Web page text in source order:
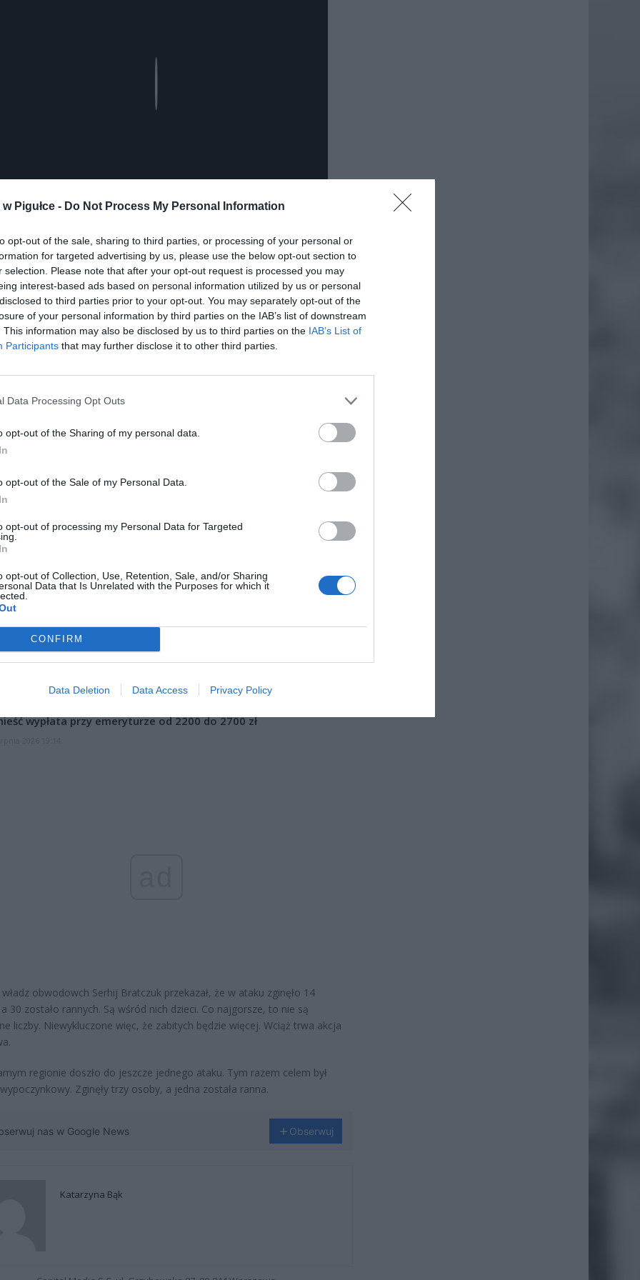
Pigułce - Do Not Process My Personal Information
opt-out of the sale, sharing to third parties, or processing of your personal or
for targeted advertising by us, please use the below opt-out section to
selection. Please note that after your opt-out request is processed you may
interest-based ads based on personal information utilized by us or personal
to third parties prior to your opt-out. You may separately opt-out of the
of your personal information by third parties on the IAB’s list of downstream
This information may also be disclosed by us to third parties on the IAB’s List of
Participants that may further disclose it to other third parties.
Data Processing Opt Outs
opt-out of the Sharing of my personal data.
opt-out of the Sale of my Personal Data.
opt-out of processing my Personal Data for Targeted
opt-out of Collection, Use, Retention, Sale, and/or Sharing
Data that Is Unrelated with the Purposes for which it
CONFIRM
Data Deletion Data Access Privacy Policy
ad
dzień wojny na Ukrainie. Jak informuje rzecznik władz obwodu odeskiego
cywile. Rosjanie wystrzelili w budynek rakietę.
3600 zł miesięcznie zamiast 800+. Nowa propozycja dla
wypłata przy emeryturze od 2200 do 2700 zł
władz obwodowch Serhij Bratczuk przekazał, że w ataku zginęło 14
30 zostało rannych. Są wśród nich dzieci. Co najgorsze, to nie są
liczby. Niewykluczone więc, że zabitych będzie więcej. Wciąż trwa akcja
regionie doszło do jeszcze jednego ataku. Tym razem celem był
Zginęły trzy osoby, a jedna została ranna.
nas w Google News Obserwuj
Katarzyna Bąk